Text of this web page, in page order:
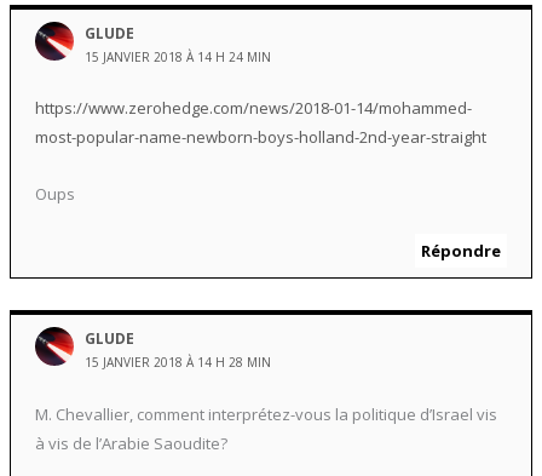
GLUDE
15 JANVIER 2018 À 14 H 24 MIN
https://www.zerohedge.com/news/2018-01-14/mohammed-
most-popular-name-newborn-boys-holland-2nd-year-straight
Oups
Répondre
GLUDE
15 JANVIER 2018 À 14 H 28 MIN
M. Chevallier, comment interprétez-vous la politique d’Israel vis
à vis de l’Arabie Saoudite?